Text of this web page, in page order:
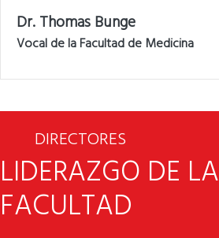
Dr. Thomas Bunge
Vocal de la Facultad de Medicina
DIRECTORES
LIDERAZGO DE LA
FACULTAD